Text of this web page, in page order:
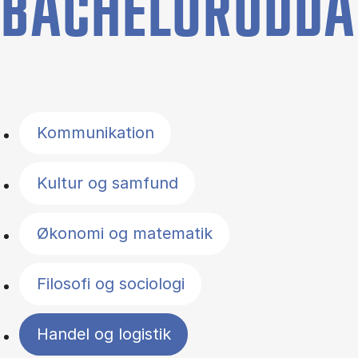
Kommunikation
Kultur og samfund
Økonomi og matematik
Filosofi og sociologi
Handel og logistik